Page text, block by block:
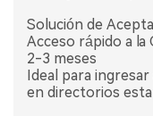
Solución de
Acceso rápido a la
2-3 meses
Ideal para
en directorios